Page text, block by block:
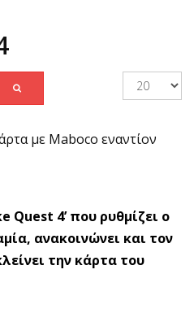
με Maboco εναντίον
Quest 4’ που ρυθμίζει ο
ανακοινώνει και τον
την κάρτα του